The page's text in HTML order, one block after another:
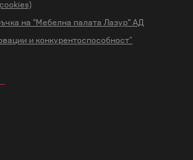
на "Мебелна палата Лазур" АД
и конкурентоспособност“